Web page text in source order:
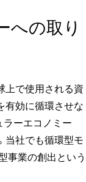
への取り
上で使用される資
有効に循環させな
ラーエコノミー
当社でも循環型モ
事業の創出という